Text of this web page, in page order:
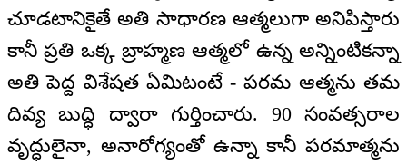
చూడటానికైతే అతి సాధారణ ఆత్మలుగా అనిపిస్తారు
కానీ ప్రతి ఒక్క బ్రాహ్మణ ఆత్మలో ఉన్న అన్నింటికన్నా
అతి పెద్ద విశేషత ఏమిటంటే - పరమ ఆత్మను తమ
దివ్య బుద్ధి ద్వారా గుర్తించారు. 90 సంవత్సరాల
వృద్ధులైనా, అనారోగ్యంతో ఉన్నా కానీ పరమాత్మను